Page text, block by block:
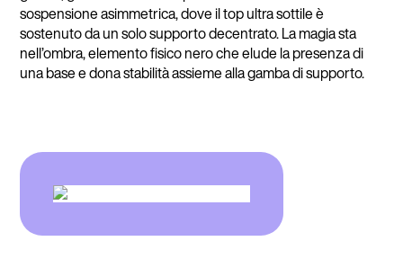
sospensione asimmetrica, dove il top ultra sottile è
sostenuto da un solo supporto decentrato. La magia sta
nell’ombra, elemento fisico nero che elude la presenza di
una base e dona stabilità assieme alla gamba di supporto.